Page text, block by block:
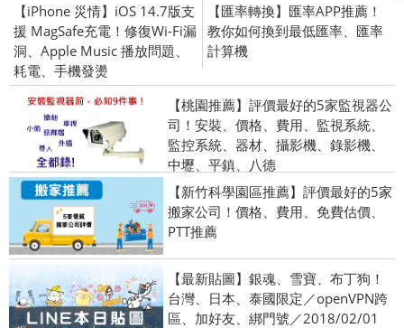
【iPhone 災情】iOS 14.7版支
援 MagSafe充電！修復Wi-Fi漏
洞、Apple Music 播放問題、
耗電、手機發燙
【匯率轉換】匯率APP推薦！
教你如何換到最低匯率、匯率
計算機
【桃園推薦】評價最好的5家監視器公
司！安裝、價格、費用、監視系統、
監控系統、器材、攝影機、錄影機、
中壢、平鎮、八德
【新竹科學園區推薦】評價最好的5家
搬家公司！價格、費用、免費估價、
PTT推薦
【最新貼圖】銀魂、雪寶、布丁狗！
台灣、日本、泰國限定／openVPN跨
區、加好友、綁門號／2018/02/01